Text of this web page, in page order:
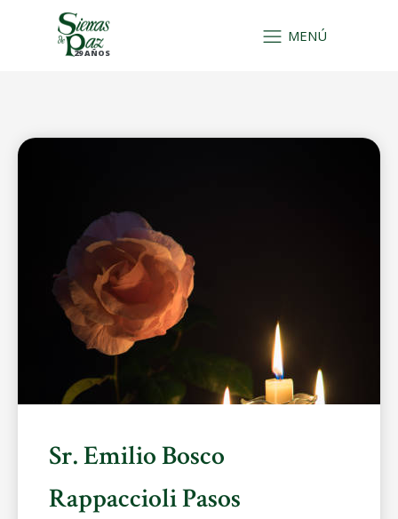
29 AÑOS
MENÚ
Sr. Emilio Bosco
Rappaccioli Pasos